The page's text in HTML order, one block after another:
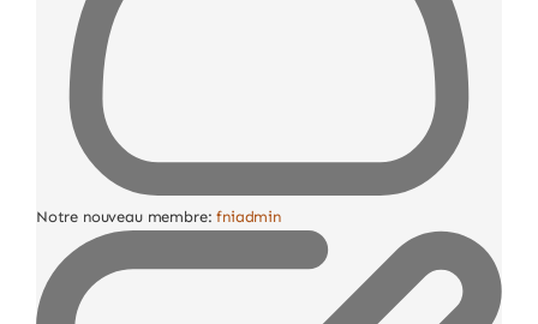
Notre nouveau membre:fniadmin